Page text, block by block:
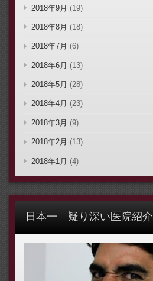
2018年9月 (19)
2018年8月 (18)
2018年7月 (6)
2018年6月 (13)
2018年5月 (28)
2018年4月 (23)
2018年3月 (9)
2018年2月 (13)
2018年1月 (4)
日本一 疑り深い医院紹介